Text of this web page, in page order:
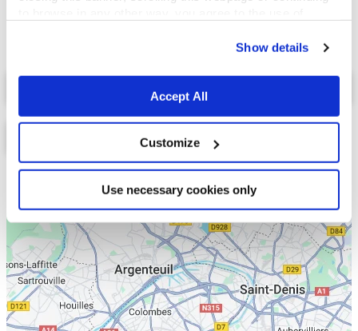
Show details
Accept All
Customize
Use necessary cookies only
Select a tab